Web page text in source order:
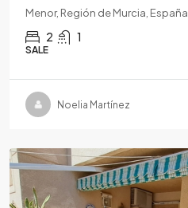
Menor, Región de Murcia, España
2 1
SALE
Noelia Martínez